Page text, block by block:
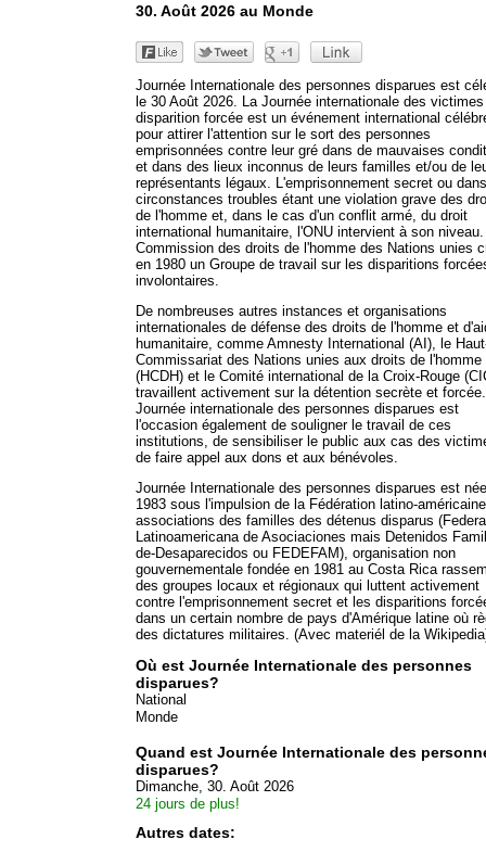
30. Août 2026 au Monde
Journée Internationale des personnes disparues est
le 30 Août 2026. La Journée internationale des
disparition forcée est un événement international
pour attirer l'attention sur le sort des personnes
emprisonnées contre leur gré dans de mauvaises
et dans des lieux inconnus de leurs familles et/ou de
représentants légaux. L'emprisonnement secret ou
circonstances troubles étant une violation grave des
de l'homme et, dans le cas d'un conflit armé, du droit
international humanitaire, l'ONU intervient à son
Commission des droits de l'homme des Nations unies
en 1980 un Groupe de travail sur les disparitions
involontaires.
De nombreuses autres instances et organisations
internationales de défense des droits de l'homme et
humanitaire, comme Amnesty International (AI), le
Commissariat des Nations unies aux droits de l'homme
(HCDH) et le Comité international de la Croix-Rouge
travaillent activement sur la détention secrète et
Journée internationale des personnes disparues est
l'occasion également de souligner le travail de ces
institutions, de sensibiliser le public aux cas des
de faire appel aux dons et aux bénévoles.
Journée Internationale des personnes disparues est
1983 sous l'impulsion de la Fédération latino-
associations des familles des détenus disparus
Latinoamericana de Asociaciones mais Detenidos
de-Desaparecidos ou FEDEFAM), organisation non
gouvernementale fondée en 1981 au Costa Rica
des groupes locaux et régionaux qui luttent activement
contre l'emprisonnement secret et les disparitions
dans un certain nombre de pays d'Amérique latine où
des dictatures militaires. (Avec materiél de la
Où est Journée Internationale des personnes
disparues?
National
Monde
Quand est Journée Internationale des
disparues?
Dimanche, 30. Août 2026
24 jours de plus!
Autres dates: